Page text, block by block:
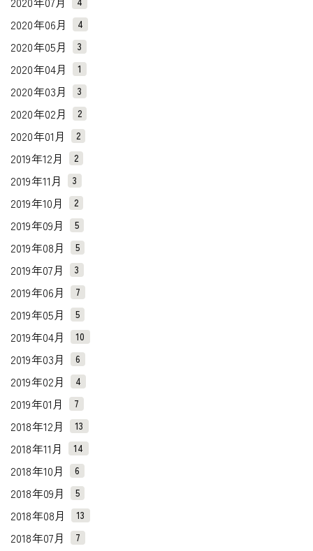
2020年06月 4
2020年05月 3
2020年04月 1
2020年03月 3
2020年02月 2
2020年01月 2
2019年12月 2
2019年11月 3
2019年10月 2
2019年09月 5
2019年08月 5
2019年07月 3
2019年06月 7
2019年05月 5
2019年04月 10
2019年03月 6
2019年02月 4
2019年01月 7
2018年12月 13
2018年11月 14
2018年10月 6
2018年09月 5
2018年08月 13
2018年07月 7